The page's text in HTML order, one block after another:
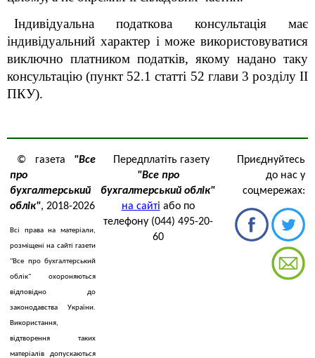
Індивідуальна податкова консультація має
індивідуальний характер і може використовуватися
виключно платником податків, якому надано таку
консультацію (пункт 52.1 статті 52 глави 3 розділу ІІ
ПКУ).
© газета "Все
про
бухгалтерський
облік", 2018-2026
Всі права на матеріали,
розміщені на сайті газети
"Все про бухгалтерський
облік" охороняються
відповідно до
законодавства України.
Використання,
відтворення таких
матеріалів допускаються
Передплатіть газету
"Все про
бухгалтерський облік"
на сайті або по
телефону (044) 495-20-
60
Приєднуйтесь
до нас у
соцмережах: